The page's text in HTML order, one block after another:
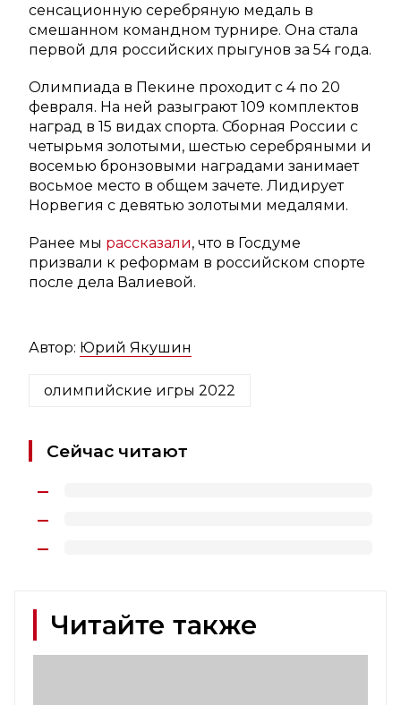
сенсационную серебряную медаль в
смешанном командном турнире. Она стала
первой для российских прыгунов за 54 года.
Олимпиада в Пекине проходит с 4 по 20
февраля. На ней разыграют 109 комплектов
наград в 15 видах спорта. Сборная России с
четырьмя золотыми, шестью серебряными и
восемью бронзовыми наградами занимает
восьмое место в общем зачете. Лидирует
Норвегия с девятью золотыми медалями.
Ранее мы рассказали, что в Госдуме
призвали к реформам в российском спорте
после дела Валиевой.
Автор: Юрий Якушин
олимпийские игры 2022
Сейчас читают
Читайте также